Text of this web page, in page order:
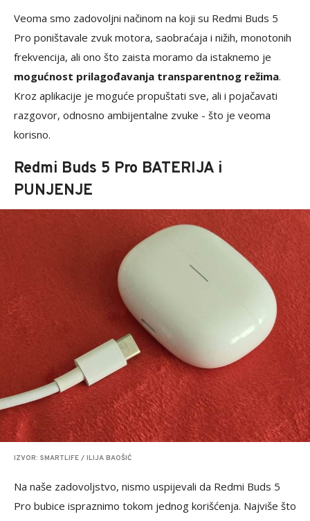
Veoma smo zadovoljni načinom na koji su Redmi Buds 5
Pro poništavale zvuk motora, saobraćaja i nižih, monotonih
frekvencija, ali ono što zaista moramo da istaknemo je
mogućnost prilagođavanja transparentnog režima.
Kroz aplikacije je moguće propuštati sve, ali i pojačavati
razgovor, odnosno ambijentalne zvuke - što je veoma
korisno.
Redmi Buds 5 Pro BATERIJA i
PUNJENJE
IZVOR: SMARTLIFE / ILIJA BAOŠIĆ
Na naše zadovoljstvo, nismo uspijevali da Redmi Buds 5
Pro bubice ispraznimo tokom jednog korišćenja. Najviše što